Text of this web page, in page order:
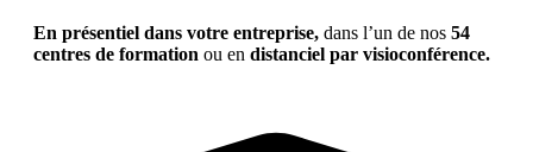
En présentiel dans votre entreprise, dans l’un de nos 54
centres de formation ou en distanciel par visioconférence.